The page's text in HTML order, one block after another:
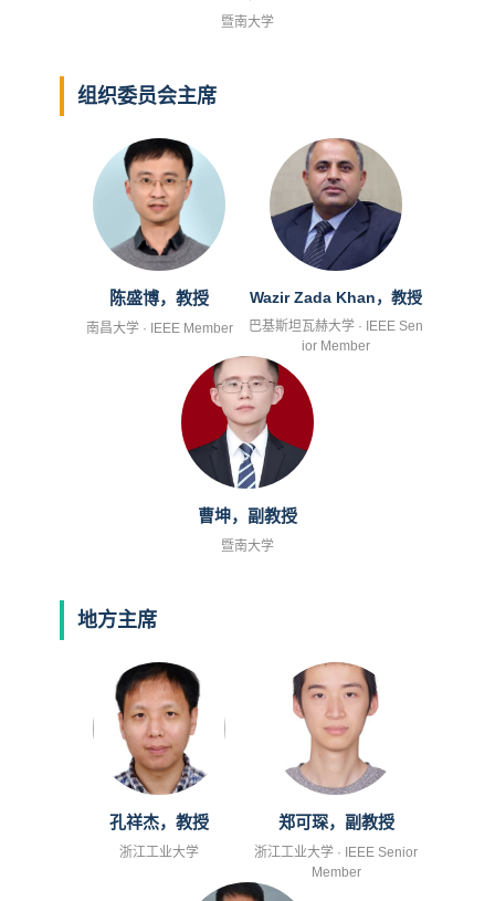
暨南大学
组织委员会主席
陈盛博，教授
南昌大学 · IEEE Member
Wazir Zada Khan，教授
巴基斯坦瓦赫大学 · IEEE Sen
ior Member
曹坤，副教授
暨南大学
地方主席
孔祥杰，教授
浙江工业大学
郑可琛，副教授
浙江工业大学 · IEEE Senior
Member